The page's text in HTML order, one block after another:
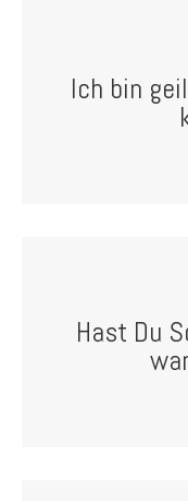
Ich bin
Hast Du